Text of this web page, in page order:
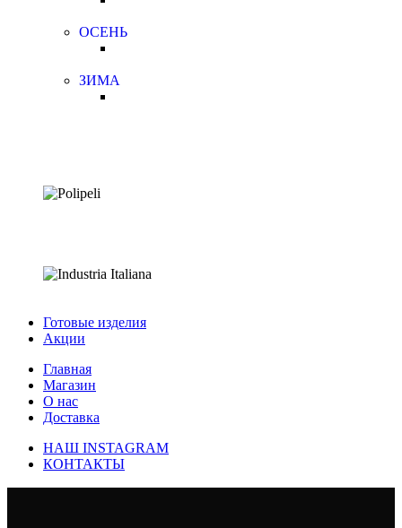
ОСЕНЬ
ЗИМА
Готовые изделия
Акции
Главная
Магазин
О нас
Доставка
НАШ INSTAGRAM
КОНТАКТЫ